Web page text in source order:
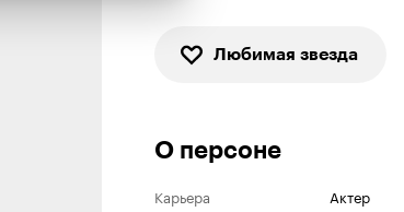
Любимая звезда
О персоне
Карьера
Актер